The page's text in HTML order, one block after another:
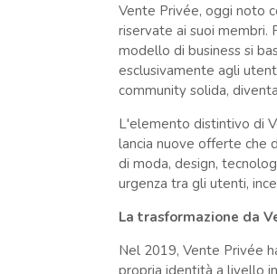
Vente Privée, oggi noto
riservate ai suoi membri.
modello di business si
esclusivamente agli
community solida,
L'elemento distintivo di
lancia nuove offerte che
di moda, design,
urgenza tra gli utenti,
La trasformazione da
Nel 2019, Vente Privée
propria identità a livello